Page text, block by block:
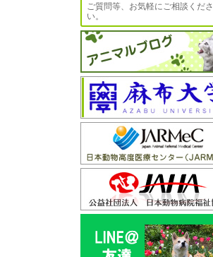
ご質問等、お気軽にご相談くださ
い。